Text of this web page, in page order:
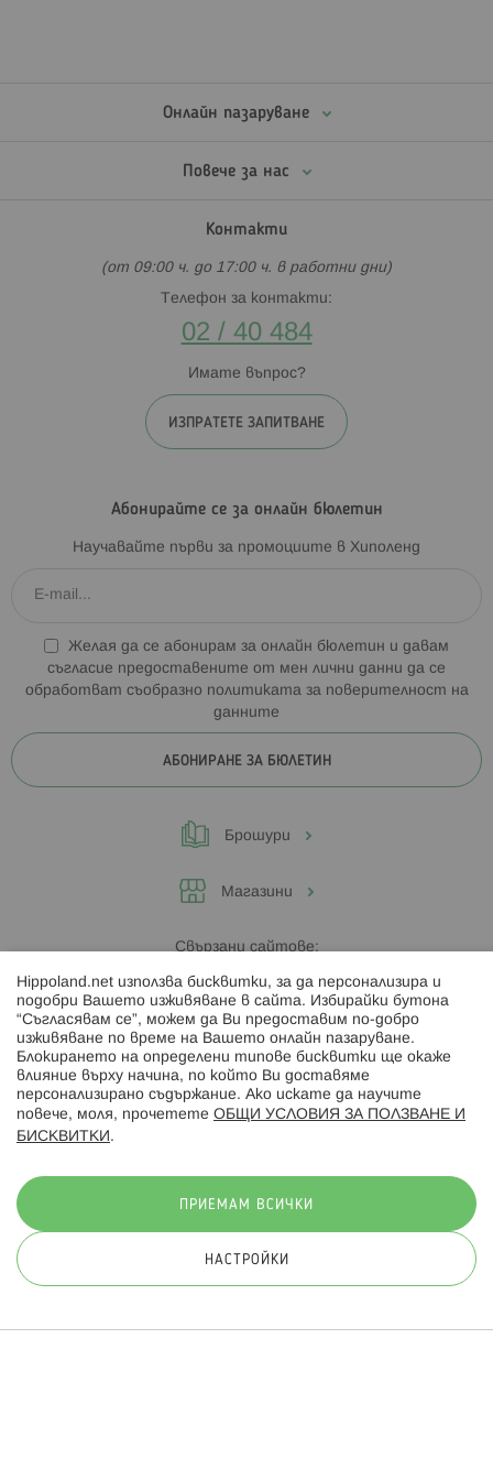
Онлайн пазаруване
Повече за нас
Контакти
(от 09:00 ч. до 17:00 ч. в работни дни)
Телефон за контакти:
02 / 40 484
Имате въпрос?
ИЗПРАТЕТЕ ЗАПИТВАНЕ
Абонирайте се за онлайн бюлетин
Научавайте първи за промоциите в Хиполенд
Желая да се абонирам за онлайн бюлетин и давам
съгласие предоставените от мен лични данни да се
обработват съобразно политиката за поверителност на
данните
АБОНИРАНЕ ЗА БЮЛЕТИН
Брошури
Магазини
Свързани сайтове:
Hippoland.ro
Последвайте ни:
© 2026 Hippoland.net. Всички права запазени
Hippoland.net използва бисквитки, за да персонализира и
подобри Вашето изживяване в сайта. Избирайки бутона
“Съгласявам се”, можем да Ви предоставим по-добро
изживяване по време на Вашето онлайн пазаруване.
Блокирането на определени типове бисквитки ще окаже
влияние върху начина, по който Ви доставяме
персонализирано съдържание. Ако искате да научите
повече, моля, прочетете ОБЩИ УСЛОВИЯ ЗА ПОЛЗВАНЕ И
БИСКВИТКИ .
ПРИЕМАМ ВСИЧКИ
НАСТРОЙКИ